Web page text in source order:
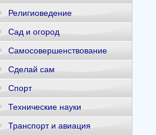
Религиоведение
Сад и огород
Самосовершенствование
Сделай сам
Спорт
Технические науки
Транспорт и авиация